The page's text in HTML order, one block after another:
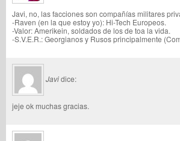
Javi, no, las facciones son compañías militares
-Raven (en la que estoy yo): Hi-Tech Europeos.
-Valor: Amerikein, soldados de los de toa la vida.
-S.V.E.R.: Georgianos y Rusos principalmente
Javidice:
jeje ok muchas gracias.